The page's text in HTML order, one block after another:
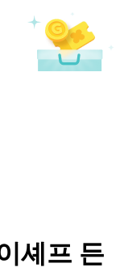
셰프 든